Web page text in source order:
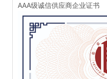
AAA级诚信供应商企业证书